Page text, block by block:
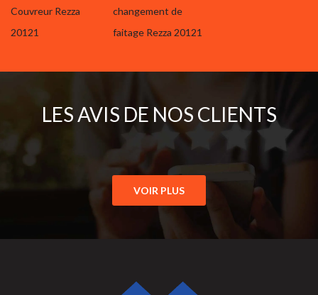
Couvreur Rezza
20121
changement de
faitage Rezza 20121
LES AVIS DE NOS CLIENTS
VOIR PLUS